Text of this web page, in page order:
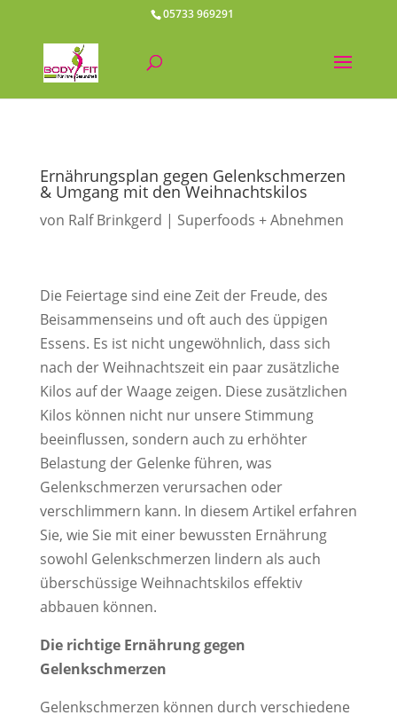
05733 969291
Ernährungsplan gegen Gelenkschmerzen
& Umgang mit den Weihnachtskilos
von Ralf Brinkgerd Superfoods + Abnehmen
Die Feiertage sind eine Zeit der Freude, des
Beisammenseins und oft auch des üppigen
Essens. Es ist nicht ungewöhnlich, dass sich
nach der Weihnachtszeit ein paar zusätzliche
Kilos auf der Waage zeigen. Diese zusätzlichen
Kilos können nicht nur unsere Stimmung
beeinflussen, sondern auch zu erhöhter
Belastung der Gelenke führen, was
Gelenkschmerzen verursachen oder
verschlimmern kann. In diesem Artikel erfahren
Sie, wie Sie mit einer bewussten Ernährung
sowohl Gelenkschmerzen lindern als auch
überschüssige Weihnachtskilos effektiv
abbauen können.
Die richtige Ernährung gegen
Gelenkschmerzen
Gelenkschmerzen können durch verschiedene